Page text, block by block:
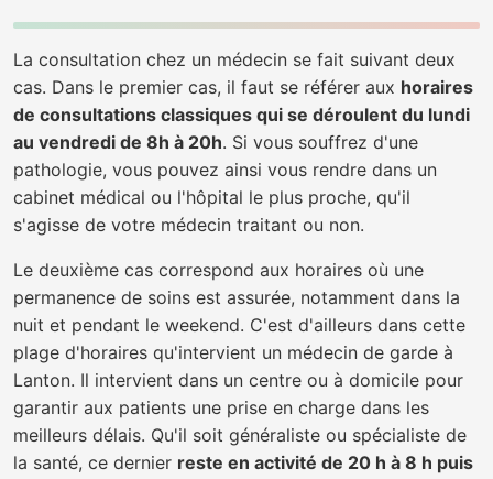
La consultation chez un médecin se fait suivant deux
cas. Dans le premier cas, il faut se référer aux horaires
de consultations classiques qui se déroulent du lundi
au vendredi de 8h à 20h. Si vous souffrez d'une
pathologie, vous pouvez ainsi vous rendre dans un
cabinet médical ou l'hôpital le plus proche, qu'il
s'agisse de votre médecin traitant ou non.
Le deuxième cas correspond aux horaires où une
permanence de soins est assurée, notamment dans la
nuit et pendant le weekend. C'est d'ailleurs dans cette
plage d'horaires qu'intervient un médecin de garde à
Lanton. Il intervient dans un centre ou à domicile pour
garantir aux patients une prise en charge dans les
meilleurs délais. Qu'il soit généraliste ou spécialiste de
la santé, ce dernier reste en activité de 20 h à 8 h puis